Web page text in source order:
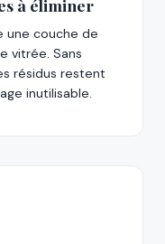
à éliminer
une couche de
vitrée. Sans
résidus restent
inutilisable.